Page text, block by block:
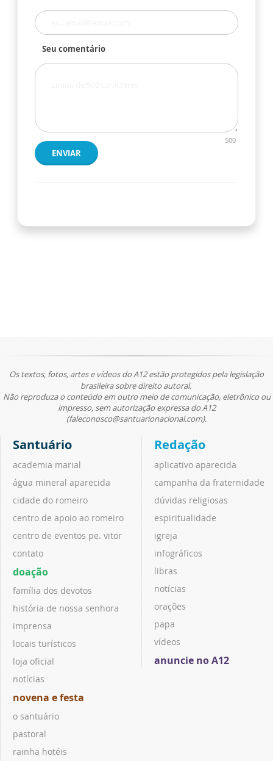
Seu comentário
500
ENVIAR
Os textos, fotos, artes e vídeos do A12 estão protegidos pela legislação
brasileira sobre direito autoral.
Não reproduza o conteúdo em outro meio de comunicação, eletrônico ou
impresso, sem autorização expressa do A12
(faleconosco@santuarionacional.com).
Santuário
academia marial
água mineral aparecida
cidade do romeiro
centro de apoio ao romeiro
centro de eventos pe. vitor
contato
doação
família dos devotos
história de nossa senhora
imprensa
locais turísticos
loja oficial
notícias
novena e festa
o santuário
pastoral
rainha hotéis
Redação
aplicativo aparecida
campanha da fraternidade
dúvidas religiosas
espiritualidade
igreja
infográficos
libras
notícias
orações
papa
vídeos
anuncie no A12